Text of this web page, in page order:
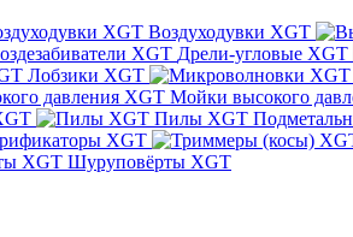
Воздуходувки XGT
XGT Дрели-угловые XGT
Лобзики XGT
Мойки высокого
Пилы XGT
XGT
Шуруповёрты XGT